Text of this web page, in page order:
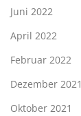
Juni 2022
April 2022
Februar 2022
Dezember 2021
Oktober 2021